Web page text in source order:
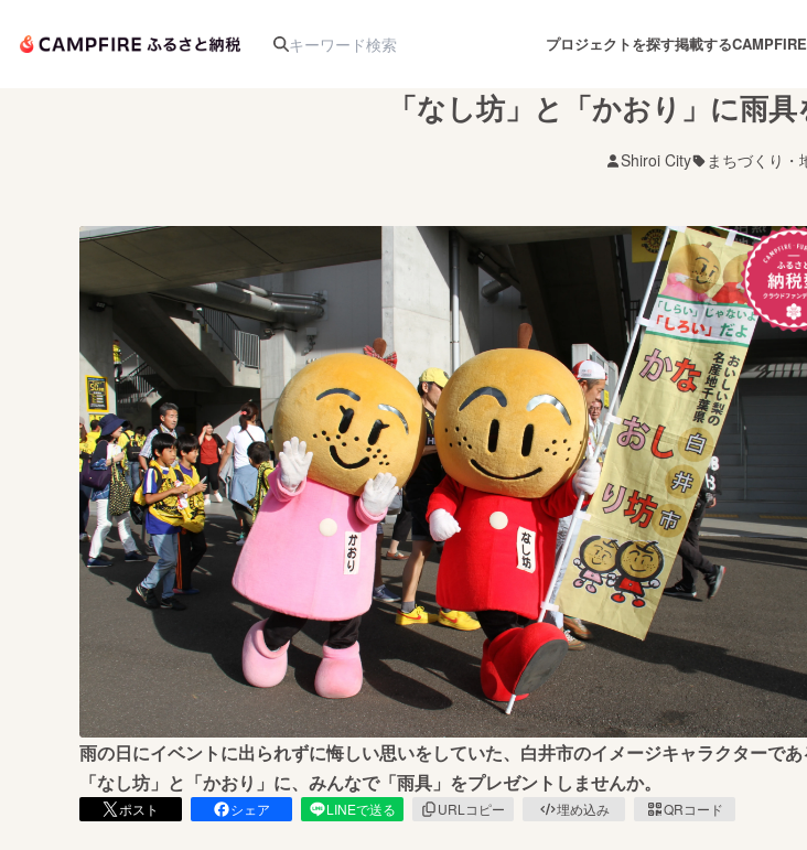
プロジェクトを探す
アート・写真
テクノロジー・ガジェット ゲーム・サービス開発
映像・映画 書籍・雑誌出版
ビジネス・起業 チャレンジ
まちづくり・地域活性化
CAMPFIRE for Social Good
CAMPFIREふるさと納税
machi-ya
掲載する
「なし坊」と「かおり」に雨
Shiroi City まちづくり・
雨の日にイベントに出られずに悔しい思いをしていた、白井市のイメージキャラクターであ
「なし坊」と「かおり」に、みんなで「雨具」をプレゼントしませんか。
ポスト シェア LINEで送る URLコピー 埋め込み QRコード